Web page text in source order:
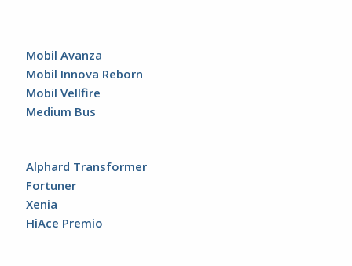
Mobil Avanza
Mobil Innova Reborn
Mobil Vellfire
Medium Bus
Alphard Transformer
Fortuner
Xenia
HiAce Premio